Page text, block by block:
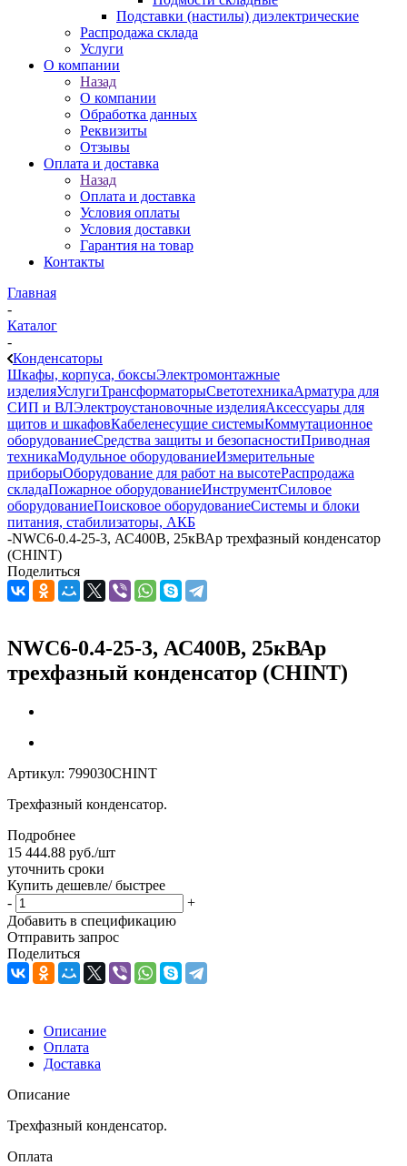
Подставки (настилы) диэлектрические
Распродажа склада
Услуги
О компании
Назад
О компании
Обработка данных
Реквизиты
Отзывы
Оплата и доставка
Назад
Оплата и доставка
Условия оплаты
Условия доставки
Гарантия на товар
Контакты
Главная
-
Каталог
-
Конденсаторы
Шкафы, корпуса, боксыЭлектромонтажные
изделияУслугиТрансформаторыСветотехникаАрматура для
СИП и ВЛЭлектроустановочные изделияАксессуары для
щитов и шкафовКабеленесущие системыКоммутационное
оборудованиеСредства защиты и безопасностиПриводная
техникаМодульное оборудованиеИзмерительные
приборыОборудование для работ на высотеРаспродажа
складаПожарное оборудованиеИнструментСиловое
оборудованиеПоисковое оборудованиеСистемы и блоки
питания, стабилизаторы, АКБ
-NWC6-0.4-25-3, АС400В, 25кВАр трехфазный конденсатор
(CHINT)
Поделиться
NWC6-0.4-25-3, АС400В, 25кВАр
трехфазный конденсатор (CHINT)
Артикул: 799030CHINT
Трехфазный конденсатор.
Подробнее
15 444.88 руб./шт
уточнить сроки
Купить дешевле/ быстрее
-
+
Добавить в спецификацию
Отправить запрос
Поделиться
Описание
Оплата
Доставка
Описание
Трехфазный конденсатор.
Оплата